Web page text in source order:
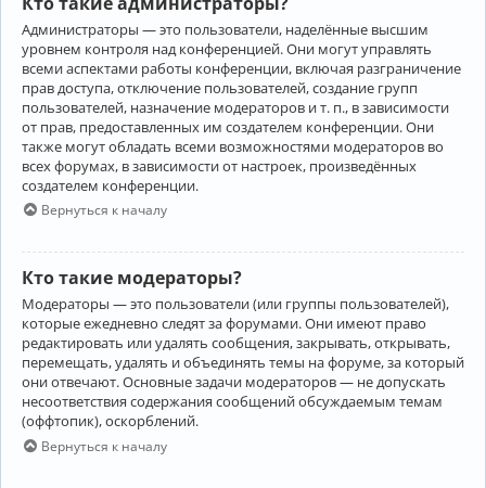
Администраторы — это пользователи, наделённые высшим
уровнем контроля над конференцией. Они могут управлять
всеми аспектами работы конференции, включая разграничение
прав доступа, отключение пользователей, создание групп
пользователей, назначение модераторов и т. п., в зависимости
от прав, предоставленных им создателем конференции. Они
также могут обладать всеми возможностями модераторов во
всех форумах, в зависимости от настроек, произведённых
создателем конференции.
Вернуться к началу
Кто такие модераторы?
Модераторы — это пользователи (или группы пользователей),
которые ежедневно следят за форумами. Они имеют право
редактировать или удалять сообщения, закрывать, открывать,
перемещать, удалять и объединять темы на форуме, за который
они отвечают. Основные задачи модераторов — не допускать
несоответствия содержания сообщений обсуждаемым темам
(оффтопик), оскорблений.
Вернуться к началу